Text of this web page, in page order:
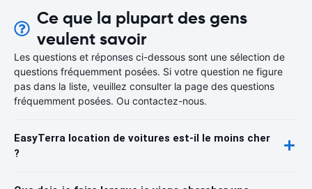
Ce que la plupart des gens
veulent savoir
Les questions et réponses ci-dessous sont une sélection de
questions fréquemment posées. Si votre question ne figure
pas dans la liste, veuillez consulter la page des questions
fréquemment posées. Ou contactez-nous.
EasyTerra location de voitures est-il le moins cher
?